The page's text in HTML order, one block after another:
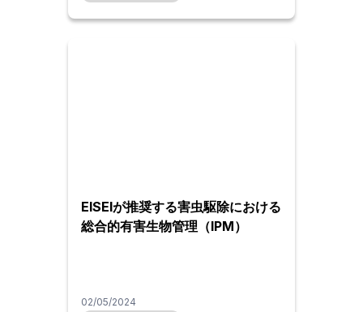
EISEIが推奨する害虫駆除における
総合的有害生物管理（IPM）
02/05/2024